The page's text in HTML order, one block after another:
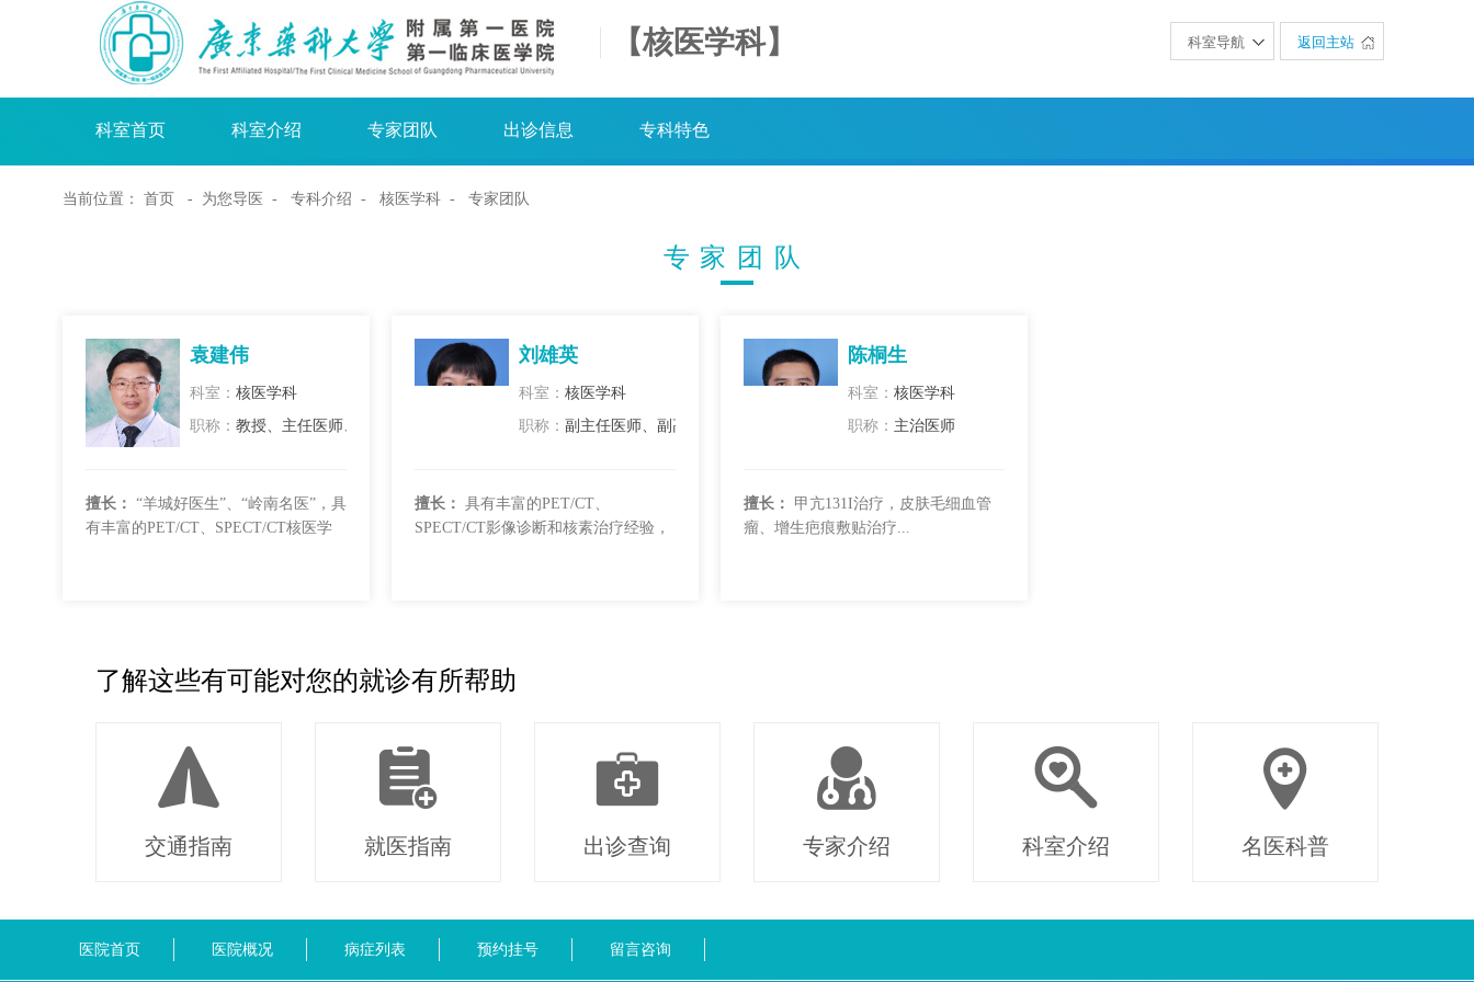
【核医学科】 科室导航 返回主站
科室首页 科室介绍 专家团队 出诊信息 专科特色
当前位置： 首页 - 为您导医 - 专科介绍 - 核医学科 - 专家团队
专家团队
袁建伟
科室： 核医学科
职称： 教授、主任医师、硕士生导师、正高
擅长： “羊城好医生”、“岭南名医”，具
有丰富的PET/CT、SPECT/CT核医学
刘雄英
科室： 核医学科
职称： 副主任医师、副高
擅长： 具有丰富的PET/CT、
SPECT/CT影像诊断和核素治疗经验，
陈桐生
科室： 核医学科
职称： 主治医师
擅长：
甲亢131I治疗，皮肤毛细血管
瘤、增生疤痕敷贴治疗...
了解这些有可能对您的就诊有所帮助
交通指南 就医指南 出诊查询 专家介绍 科室介绍 名医科普
医院首页 医院概况 病症列表 预约挂号 留言咨询